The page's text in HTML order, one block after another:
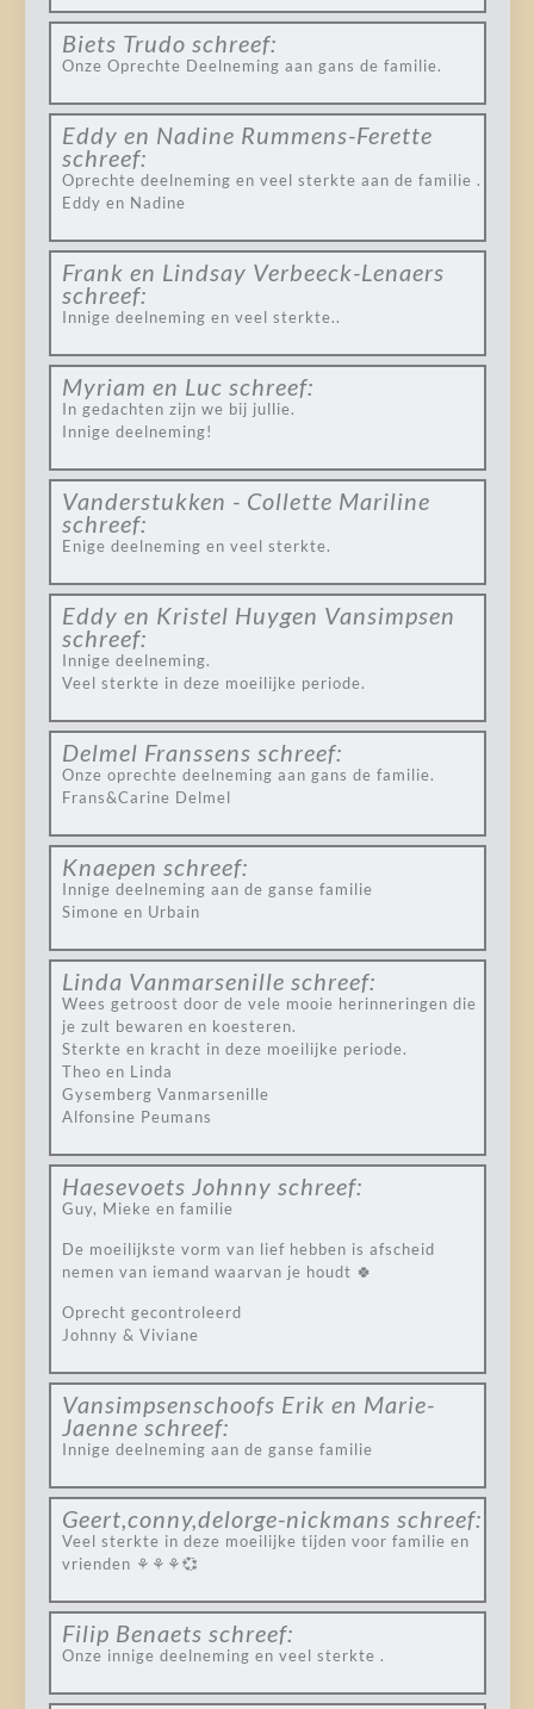
Biets Trudo schreef:
Onze Oprechte Deelneming aan gans de familie.
Eddy en Nadine Rummens-Ferette
schreef:
Oprechte deelneming en veel sterkte aan de familie .
Eddy en Nadine
Frank en Lindsay Verbeeck-Lenaers
schreef:
Innige deelneming en veel sterkte..
Myriam en Luc schreef:
In gedachten zijn we bij jullie.
Innige deelneming!
Vanderstukken - Collette Mariline
schreef:
Enige deelneming en veel sterkte.
Eddy en Kristel Huygen Vansimpsen
schreef:
Innige deelneming.
Veel sterkte in deze moeilijke periode.
Delmel Franssens schreef:
Onze oprechte deelneming aan gans de familie.
Frans&Carine Delmel
Knaepen schreef:
Innige deelneming aan de ganse familie
Simone en Urbain
Linda Vanmarsenille schreef:
Wees getroost door de vele mooie herinneringen die
je zult bewaren en koesteren.
Sterkte en kracht in deze moeilijke periode.
Theo en Linda
Gysemberg Vanmarsenille
Alfonsine Peumans
Haesevoets Johnny schreef:
Guy, Mieke en familie
De moeilijkste vorm van lief hebben is afscheid
nemen van iemand waarvan je houdt 🍀
Oprecht gecontroleerd
Johnny & Viviane
Vansimpsenschoofs Erik en Marie-
Jaenne schreef:
Innige deelneming aan de ganse familie
Geert,conny,delorge-nickmans schreef:
Veel sterkte in deze moeilijke tijden voor familie en
vrienden ⚘⚘⚘💞
Filip Benaets schreef:
Onze innige deelneming en veel sterkte .